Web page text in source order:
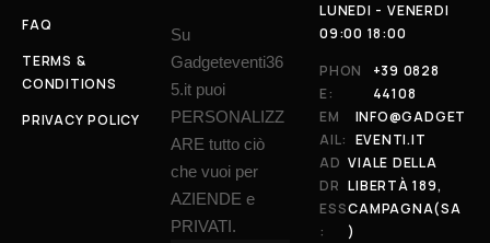
FAQ
TERMS &
CONDITIONS
PRIVACY POLICY
Su
Gadgeteventi36
5.it puoi
PERSONALIZZ
ARE tutto ciò
che vuoi per
AZIENDE e
PRIVATI.
LUNEDI - VENERDI
09:00 18:00
PHON
E:
+39 0828
44108
EM
AIL:
INFO@GADGET
EVENTI.IT
AD
DR
ESS
:
VIALE DELLA
LIBERTÀ 189,
CAMPAGNA(SA
)